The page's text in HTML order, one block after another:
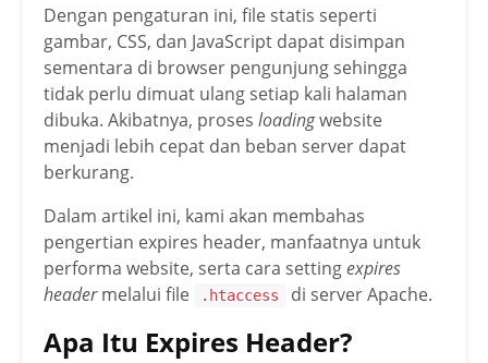
Dengan pengaturan ini, file statis seperti
gambar, CSS, dan JavaScript dapat disimpan
sementara di browser pengunjung sehingga
tidak perlu dimuat ulang setiap kali halaman
dibuka. Akibatnya, proses loadingwebsite
menjadi lebih cepat dan beban server dapat
berkurang.
Dalam artikel ini, kami akan membahas
pengertian expires header, manfaatnya untuk
performa website, serta cara settingexpires
headermelalui file .htaccess di server Apache.
Apa Itu Expires Header?